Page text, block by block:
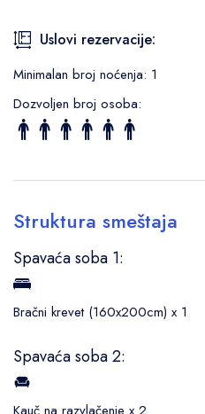
Uslovi rezervacije:
Minimalan broj noćenja: 1
Dozvoljen broj osoba:
Struktura smeštaja
Spavaća soba 1:
Bračni krevet (160x200cm) x 1
Spavaća soba 2: